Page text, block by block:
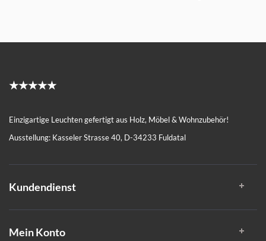
★★★★★
Einzigartige Leuchten gefertigt aus Holz, Möbel & Wohnzubehör!
Ausstellung: Kasseler Strasse 40, D-34233 Fuldatal
Kundendienst
Mein Konto